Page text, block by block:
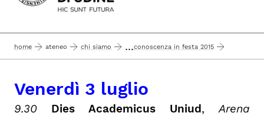
home ateneo chi siamo ...conoscenza in festa 2015
Venerdì 3 luglio
9.30 Dies Academicus Uniud,Arena